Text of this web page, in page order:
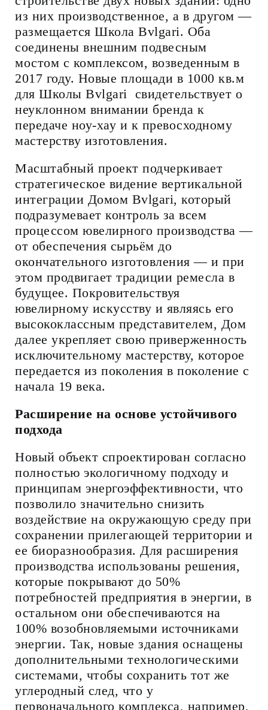
из них производственное, а в другом —
размещается Школа Bvlgari. Оба
соединены внешним подвесным
мостом с комплексом, возведенным в
2017 году. Новые площади в 1000 кв.м
для Школы Bvlgari свидетельствует о
неуклонном внимании бренда к
передаче ноу-хау и к превосходному
мастерству изготовления.
Масштабный проект подчеркивает
стратегическое видение вертикальной
интеграции Домом Bvlgari, который
подразумевает контроль за всем
процессом ювелирного производства —
от обеспечения сырьём до
окончательного изготовления — и при
этом продвигает традиции ремесла в
будущее. Покровительствуя
ювелирному искусству и являясь его
высококлассным представителем, Дом
далее укрепляет свою приверженность
исключительному мастерству, которое
передается из поколения в поколение с
начала 19 века.
Расширение на основе устойчивого
подхода
Новый объект спроектирован согласно
полностью экологичному подходу и
принципам энергоэффективности, что
позволило значительно снизить
воздействие на окружающую среду при
сохранении прилегающей территории и
ее биоразнообразия. Для расширения
производства использованы решения,
которые покрывают до 50%
потребностей предприятия в энергии, в
остальном они обеспечиваются на
100% возобновляемыми источниками
энергии. Так, новые здания оснащены
дополнительными технологическими
системами, чтобы сохранить тот же
углеродный след, что у
первоначального комплекса, например,